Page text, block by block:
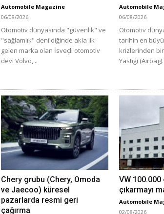
Automobile Magazine
06/08/2026
Otomotiv dünyasında "güvenlik" ve
"sağlamlık" denildiğinde akla ilk
gelen marka olan İsveçli otomotiv
devi Volvo,...
Automobile
06/08/2026
Otomotiv
tarihin en
krizlerinden
Yastığı
Chery grubu (Chery, Omoda
ve Jaecoo) küresel
pazarlarda resmi geri
çağırma
VW 100.000
çıkarmayı
Automobile
02/08/2026